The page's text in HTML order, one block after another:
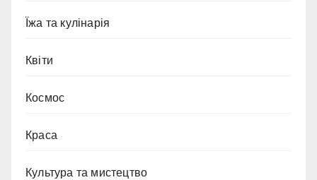
Їжа та кулінарія
Квіти
Космос
Краса
Культура та мистецтво